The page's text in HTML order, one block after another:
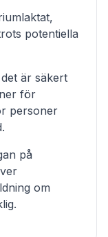
potentiella
är säkert
för
personer
på
om